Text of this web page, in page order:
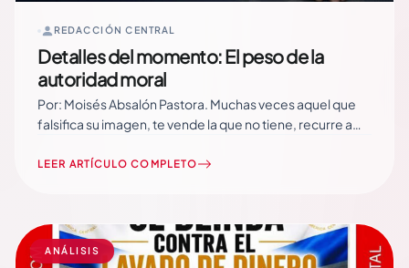
REDACCIÓN CENTRAL
Detalles del momento: El peso de la
autoridad moral
Por: Moisés Absalón Pastora. Muchas veces aquel que
falsifica su imagen, te vende la que no tiene, recurre a
buena gente, para que sea tomado en cuenta en
LEER ARTÍCULO COMPLETO
ANÁLISIS